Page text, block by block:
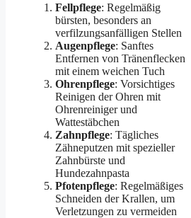
Fellpflege: Regelmäßig
bürsten, besonders an
verfilzungsanfälligen Stellen
Augenpflege: Sanftes
Entfernen von Tränenflecken
mit einem weichen Tuch
Ohrenpflege: Vorsichtiges
Reinigen der Ohren mit
Ohrenreiniger und
Wattestäbchen
Zahnpflege: Tägliches
Zähneputzen mit spezieller
Zahnbürste und
Hundezahnpasta
Pfotenpflege: Regelmäßiges
Schneiden der Krallen, um
Verletzungen zu vermeiden